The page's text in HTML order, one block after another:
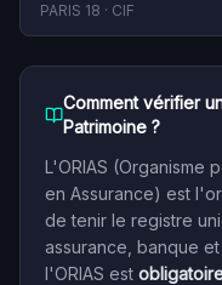
PARIS 18 · CIF
Comment vérifier
Patrimoine ?
L'ORIAS (Organisme
en Assurance) est
de tenir le registre
assurance, banque
l'ORIAS est